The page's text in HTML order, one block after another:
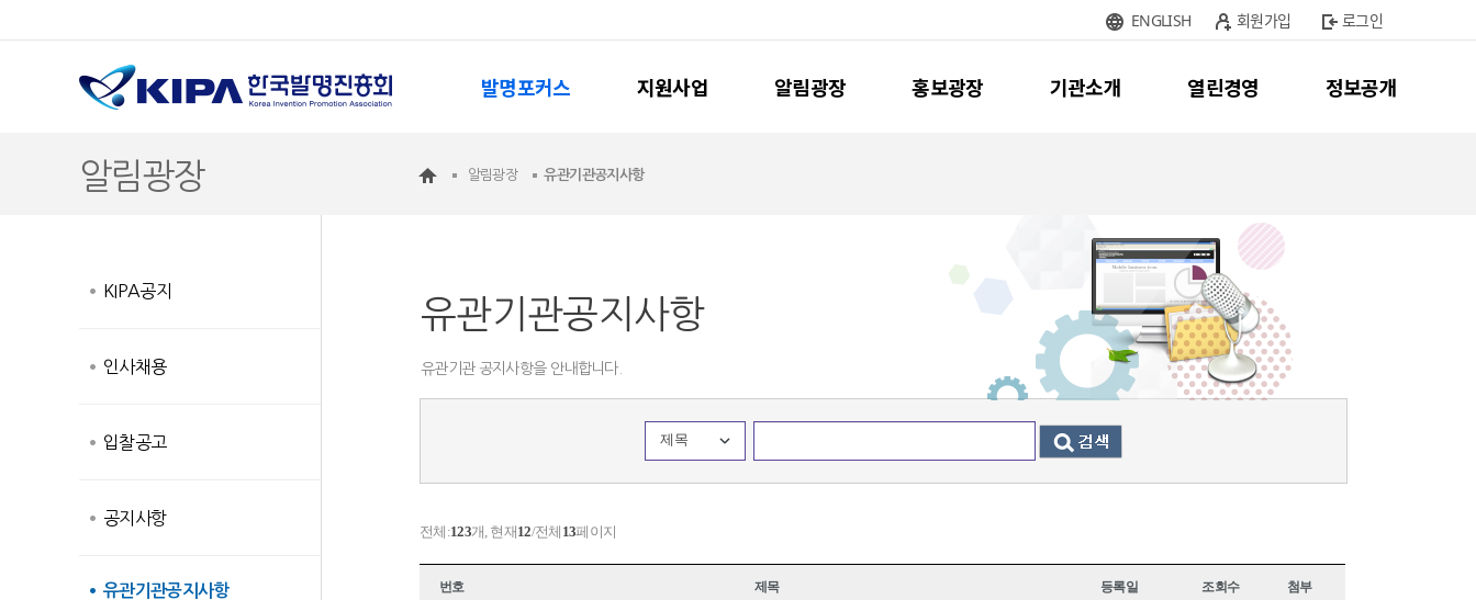
ENGLISH 회원가입 로그인
발명포커스 지원사업 알림광장 홍보광장 기관소개 열린경영 정보공개
알림광장 알림광장 유관기관공지사항
KIPA공지
인사채용
입찰공고
공지사항
유관기관공지사항
유관기관공지사항
유관기관 공지사항을 안내합니다.
제목
전체:123개, 현재12/전체 13페이지
번호 제목 등록일 조회수 첨부